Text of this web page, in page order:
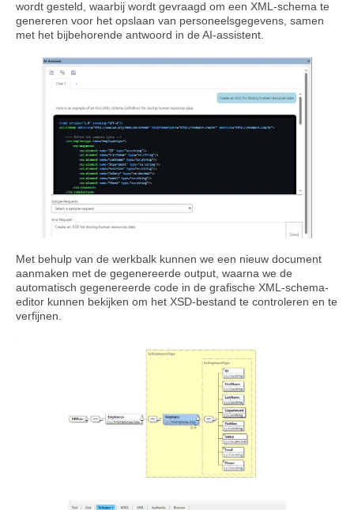
wordt gesteld, waarbij wordt gevraagd om een XML-schema te
genereren voor het opslaan van personeelsgegevens, samen
met het bijbehorende antwoord in de AI-assistent.
Met behulp van de werkbalk kunnen we een nieuw document
aanmaken met de gegenereerde output, waarna we de
automatisch gegenereerde code in de grafische XML-schema-
editor kunnen bekijken om het XSD-bestand te controleren en te
verfijnen.